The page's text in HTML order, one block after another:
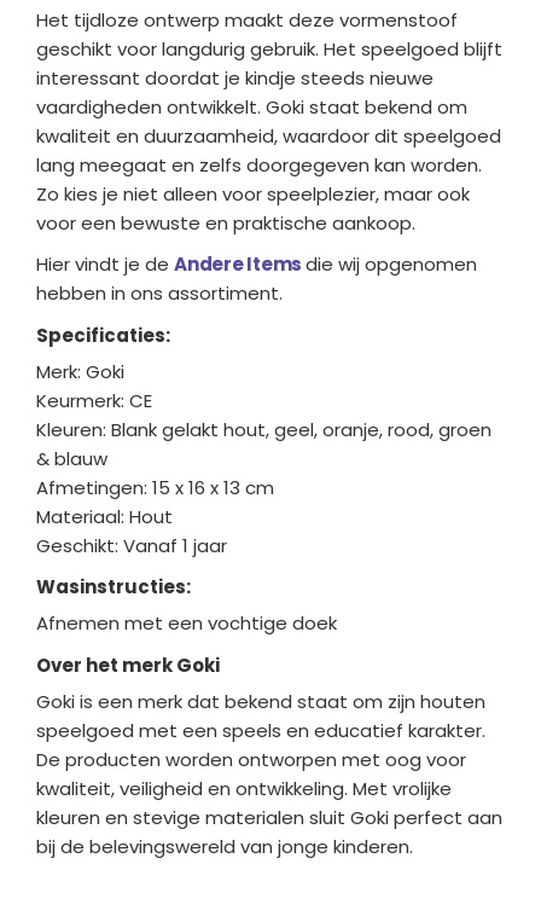
Het tijdloze ontwerp maakt deze vormenstoof
geschikt voor langdurig gebruik. Het speelgoed blijft
interessant doordat je kindje steeds nieuwe
vaardigheden ontwikkelt. Goki staat bekend om
kwaliteit en duurzaamheid, waardoor dit speelgoed
lang meegaat en zelfs doorgegeven kan worden.
Zo kies je niet alleen voor speelplezier, maar ook
voor een bewuste en praktische aankoop.
Hier vindt je de Andere Itemsdie wij opgenomen
hebben in ons assortiment.
Specificaties:
Merk: Goki
Keurmerk: CE
Kleuren: Blank gelakt hout, geel, oranje, rood, groen
& blauw
Afmetingen: 15 x 16 x 13 cm
Materiaal: Hout
Geschikt: Vanaf 1 jaar
Wasinstructies:
Afnemen met een vochtige doek
Over het merk Goki
Goki is een merk dat bekend staat om zijn houten
speelgoed met een speels en educatief karakter.
De producten worden ontworpen met oog voor
kwaliteit, veiligheid en ontwikkeling. Met vrolijke
kleuren en stevige materialen sluit Goki perfect aan
bij de belevingswereld van jonge kinderen.